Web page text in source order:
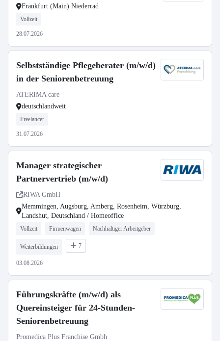
Frankfurt (Main) Niederrad
Vollzeit
28.07.2026
Selbstständige Pflegeberater (m/w/d)
in der Seniorenbetreuung
ATERIMA care
deutschlandweit
Freelancer
31.07.2026
Manager strategischer
Partnervertrieb (m/w/d)
RIWA GmbH
Memmingen, Augsburg, Amberg, Rosenheim, Würzburg,
Landshut, Deutschland / Homeoffice
Vollzeit Firmenwagen Nachhaltiger Arbeitgeber
Weiterbildungen 7
03.08.2026
Führungskräfte (m/w/d) als
Quereinsteiger für 24-Stunden-
Seniorenbetreuung
Promedica Plus Franchise Gmbh